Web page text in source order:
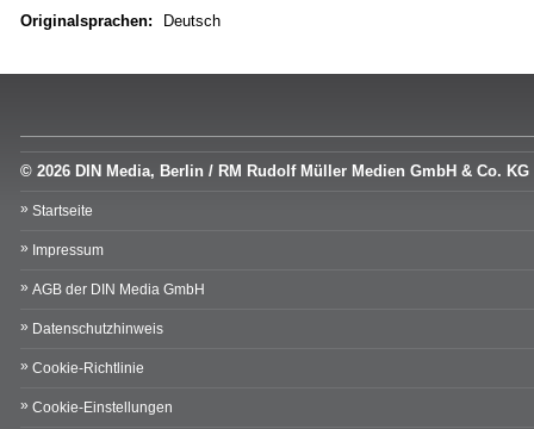
Originalsprachen:
Deutsch
© 2026 DIN Media, Berlin / RM Rudolf Müller Medien GmbH & Co. KG
Startseite
Impressum
AGB der DIN Media GmbH
Datenschutzhinweis
Cookie-Richtlinie
Cookie-Einstellungen